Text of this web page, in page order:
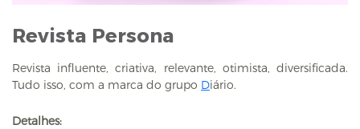
Revista Persona
Revista influente, criativa, relevante, otimista, diversificada.
Tudo isso, com a marca do grupo Diário.
Detalhes: